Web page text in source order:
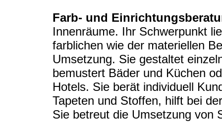
Farb- und
Innenräume. Ihr Schwerpunkt
farblichen wie der materiellen
Umsetzung. Sie gestaltet
bemustert Bäder und Küchen
Hotels. Sie berät individuell
Tapeten und Stoffen, hilft bei
Sie betreut die Umsetzung von